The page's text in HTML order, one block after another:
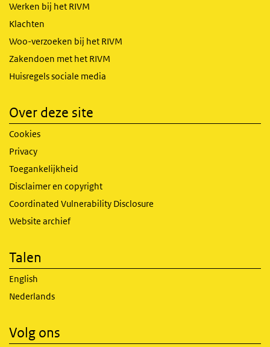
Werken bij het RIVM
Klachten
Woo-verzoeken bij het RIVM
Zakendoen met het RIVM
Huisregels sociale media
Over deze site
Cookies
Privacy
Toegankelijkheid
Disclaimer en copyright
Coordinated Vulnerability Disclosure
Website archief
Talen
English
Nederlands
Volg ons